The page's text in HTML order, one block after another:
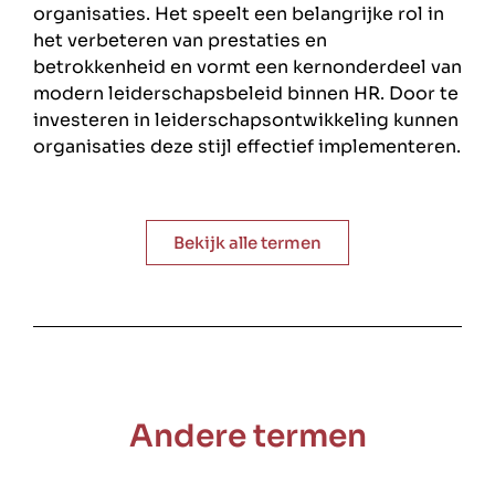
organisaties. Het speelt een belangrijke rol in
het verbeteren van prestaties en
betrokkenheid en vormt een kernonderdeel van
modern leiderschapsbeleid binnen HR. Door te
investeren in leiderschapsontwikkeling kunnen
organisaties deze stijl effectief implementeren.
Bekijk alle termen
Andere termen